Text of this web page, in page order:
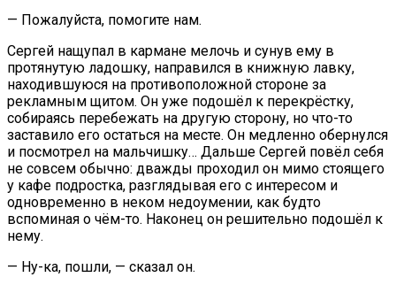
— Пожалуйста, помогите нам.
Сергей нащупал в кармане мелочь и сунув ему в
протянутую ладошку, направился в книжную лавку,
находившуюся на противоположной стороне за
рекламным щитом. Он уже подошёл к перекрёстку,
собираясь перебежать на другую сторону, но что-то
заставило его остаться на месте. Он медленно обернулся
и посмотрел на мальчишку… Дальше Сергей повёл себя
не совсем обычно: дважды проходил он мимо стоящего
у кафе подростка, разглядывая его с интересом и
одновременно в неком недоумении, как будто
вспоминая о чём-то. Наконец он решительно подошёл к
нему.
— Ну-ка, пошли, — сказал он.